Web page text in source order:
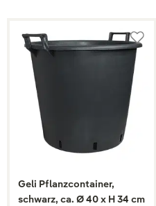
Geli Pflanzcontainer,
schwarz, ca. Ø 40 x H 34 cm